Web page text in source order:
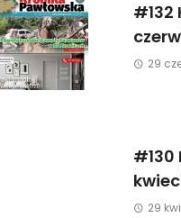
#132
29
#130
29